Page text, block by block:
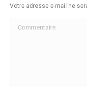
Votre adresse e-mail ne
Commentaire